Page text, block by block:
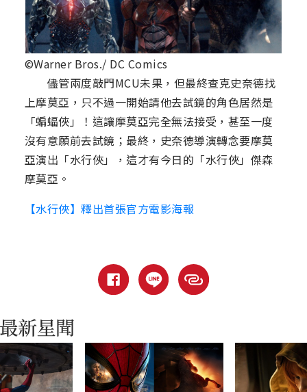
©Warner Bros./ DC Comics
儘管兩度敲門MCU未果，但最終查克史奈德找
上摩莫亞，只不過一開始請他去試鏡的角色居然是
「蝙蝠俠」！這讓摩莫亞完全無法接受，甚至一度
沒有意願前去試鏡；最終，史奈德導演轉念要摩莫
亞演出「水行俠」，這才有今日的「水行俠」傑森
摩莫亞。
【水行俠】釋出首張官方電影海報